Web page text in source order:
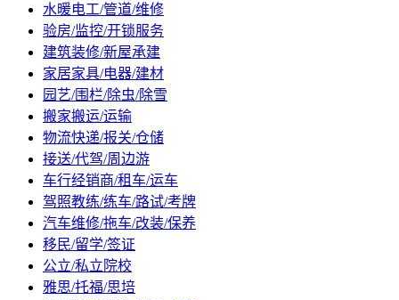
水暖电工/管道/维修
验房/监控/开锁服务
建筑装修/新屋承建
家居家具/电器/建材
园艺/围栏/除虫/除雪
搬家搬运/运输
物流快递/报关/仓储
接送/代驾/周边游
车行经销商/租车/运车
驾照教练/练车/路试/考牌
汽车维修/拖车/改装/保养
移民/留学/签证
公立/私立院校
雅思/托福/思培